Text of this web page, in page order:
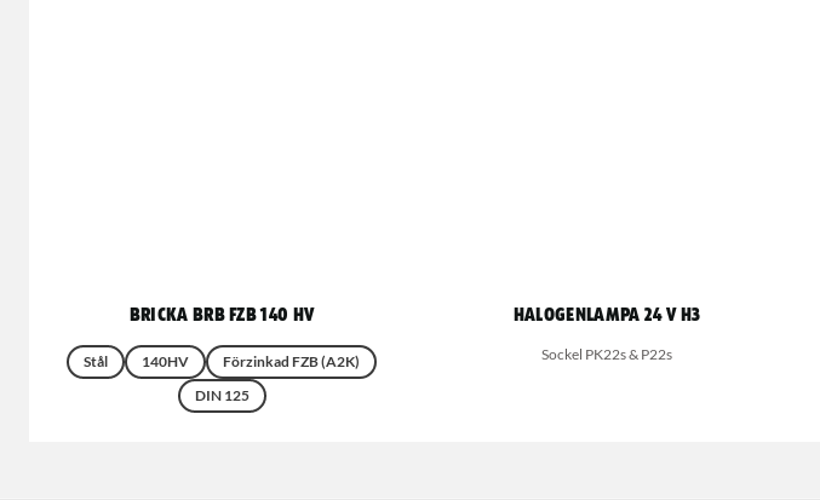
Bricka BRB FZB 140 HV
Stål 140HV
Förzinkad FZB (A2K)
DIN 125
Halogenlampa 24 V H3
Sockel PK22s & P22s